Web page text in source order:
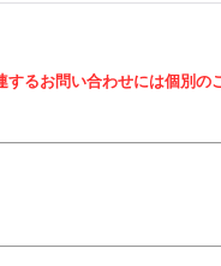
するお問い合わせには個別の